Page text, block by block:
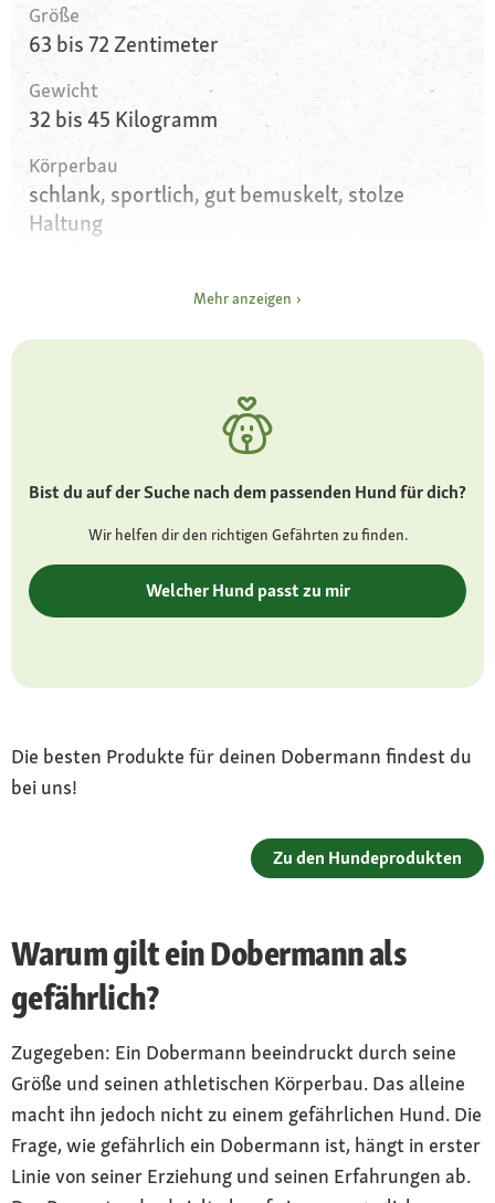
Größe
63 bis 72 Zentimeter
Gewicht
32 bis 45 Kilogramm
Körperbau
schlank, sportlich, gut bemuskelt, stolze
Haltung
mittelgroß, mandelförmig und dunkel
Ohren
Farbstrukturen in schwarz oder braun
charakterfeste, gesunde Welpen schwer zu
finden
lebhaft, wachsam und beschützend, agil und
Gesundheit
anfällige Rasse mit zahlreichen rassetypischen
Mehr anzeigen
Bist du auf der Suche nach dem passenden Hund für dich?
Wir helfen dir den richtigen Gefährten zu finden.
Welcher Hund passt zu mir
Die besten Produkte für deinen Dobermann findest du
bei uns!
Zu den Hundeprodukten
Warum gilt ein Dobermann als
gefährlich?
Zugegeben: Ein Dobermann beeindruckt durch seine
Größe und seinen athletischen Körperbau. Das alleine
macht ihn jedoch nicht zu einem gefährlichen Hund. Die
Frage, wie gefährlich ein Dobermann ist, hängt in erster
Linie von seiner Erziehung und seinen Erfahrungen ab.